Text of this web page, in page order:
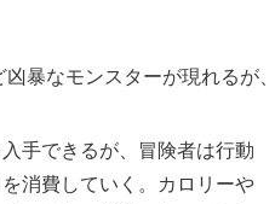
暴なモンスターが現れるが
手できるが、冒険者は行動
消費していく。カロリーや